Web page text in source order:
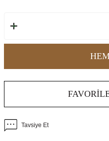
Tavsiye Et